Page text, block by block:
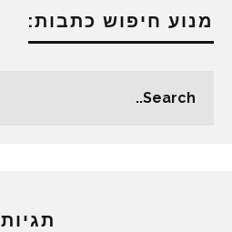
מנוע חיפוש כתבות:
תגיות